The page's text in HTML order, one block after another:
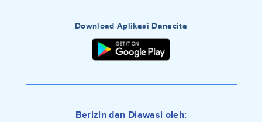
Download Aplikasi Danacita
Berizin dan Diawasi oleh: